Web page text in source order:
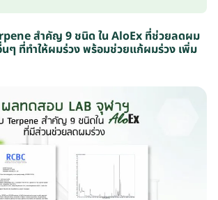
สำคัญ 9 ชนิด ใน AloEx ที่ช่วยลดผม
ๆ ที่ทำให้ผมร่วง พร้อมช่วยแก้ผมร่วง เพิ่ม